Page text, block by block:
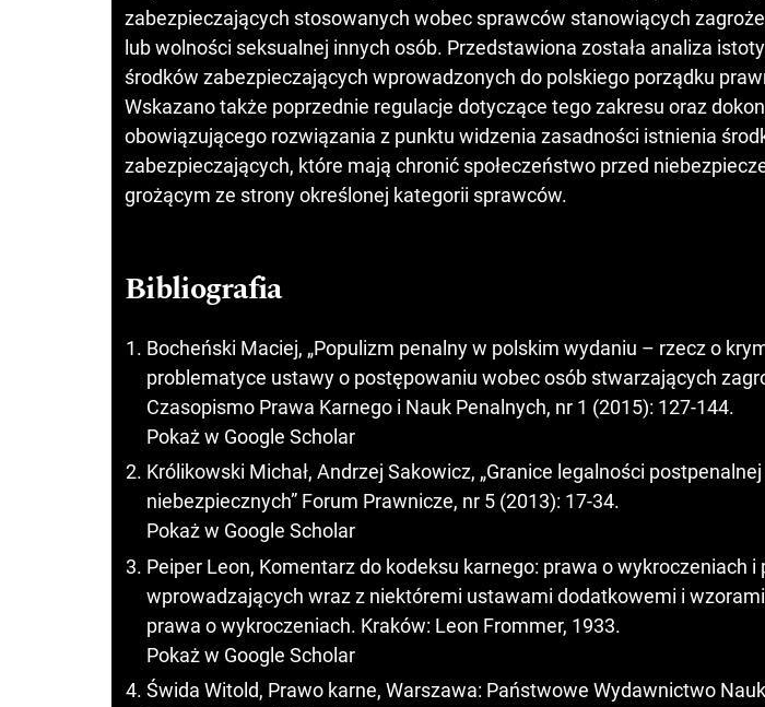
zabezpieczających stosowanych wobec sprawców stanowiących
lub wolności seksualnej innych osób. Przedstawiona została analiza
środków zabezpieczających wprowadzonych do polskiego porządku
Wskazano także poprzednie regulacje dotyczące tego zakresu oraz
obowiązującego rozwiązania z punktu widzenia zasadności istnienia
zabezpieczających, które mają chronić społeczeństwo przed
grożącym ze strony określonej kategorii sprawców.
Bibliografia
Bocheński Maciej, „Populizm penalny w polskim wydaniu – rzecz o
problematyce ustawy o postępowaniu wobec osób stwarzających
Czasopismo Prawa Karnego i Nauk Penalnych, nr 1 (2015): 127-144.
Pokaż w Google Scholar
Królikowski Michał, Andrzej Sakowicz, „Granice legalności
niebezpiecznych” Forum Prawnicze, nr 5 (2013): 17-34.
Pokaż w Google Scholar
Peiper Leon, Komentarz do kodeksu karnego: prawa o wykroczeniach i
wprowadzających wraz z niektóremi ustawami dodatkowemi i
prawa o wykroczeniach. Kraków: Leon Frommer, 1933.
Pokaż w Google Scholar
Świda Witold, Prawo karne, Warszawa: Państwowe Wydawnictwo